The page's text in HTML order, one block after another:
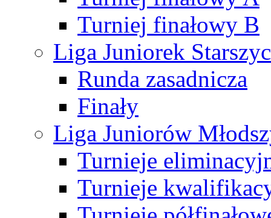
Turniej finałowy B
Liga Juniorek
Runda zasadnicza
Finały
Liga Juniorów
Turnieje
Turnieje